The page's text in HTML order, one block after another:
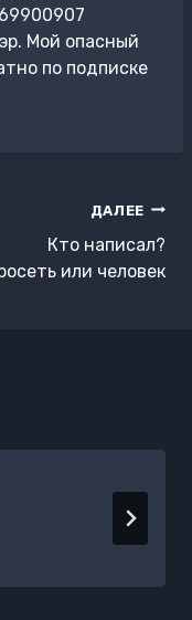
Мой опасный
по подписке
ДАЛЕЕ
Кто написал?
или человек